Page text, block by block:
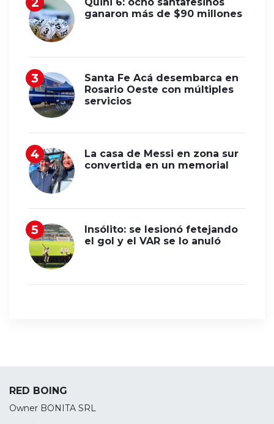
ganaron más de $90 millones
Santa Fe Acá desembarca en
Rosario Oeste con múltiples
servicios
La casa de Messi en zona sur
convertida en un memorial
Insólito: se lesionó fetejando
el gol y el VAR se lo anuló
RED BOING
Owner BONITA SRL